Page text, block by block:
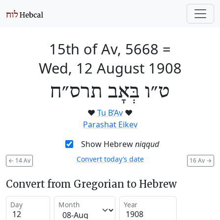
15th of Av, 5668 =
Wed, 12 August 1908
ט״ו בְּאָב תרס״ח
❤️ Tu B’Av ❤️
Parashat Eikev
Show Hebrewniqqud
← 14 Av 16 Av →
Convert today’s date
Convert from Gregorian to Hebrew
Day Month Year